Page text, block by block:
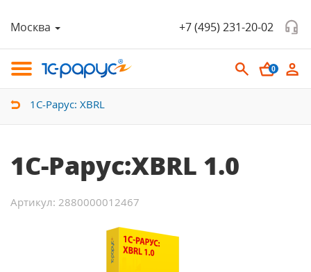
Москва +7 (495) 231-20-02
0
1С-Рарус: XBRL
1С-Рарус:XBRL 1.0
Артикул: 2880000012467